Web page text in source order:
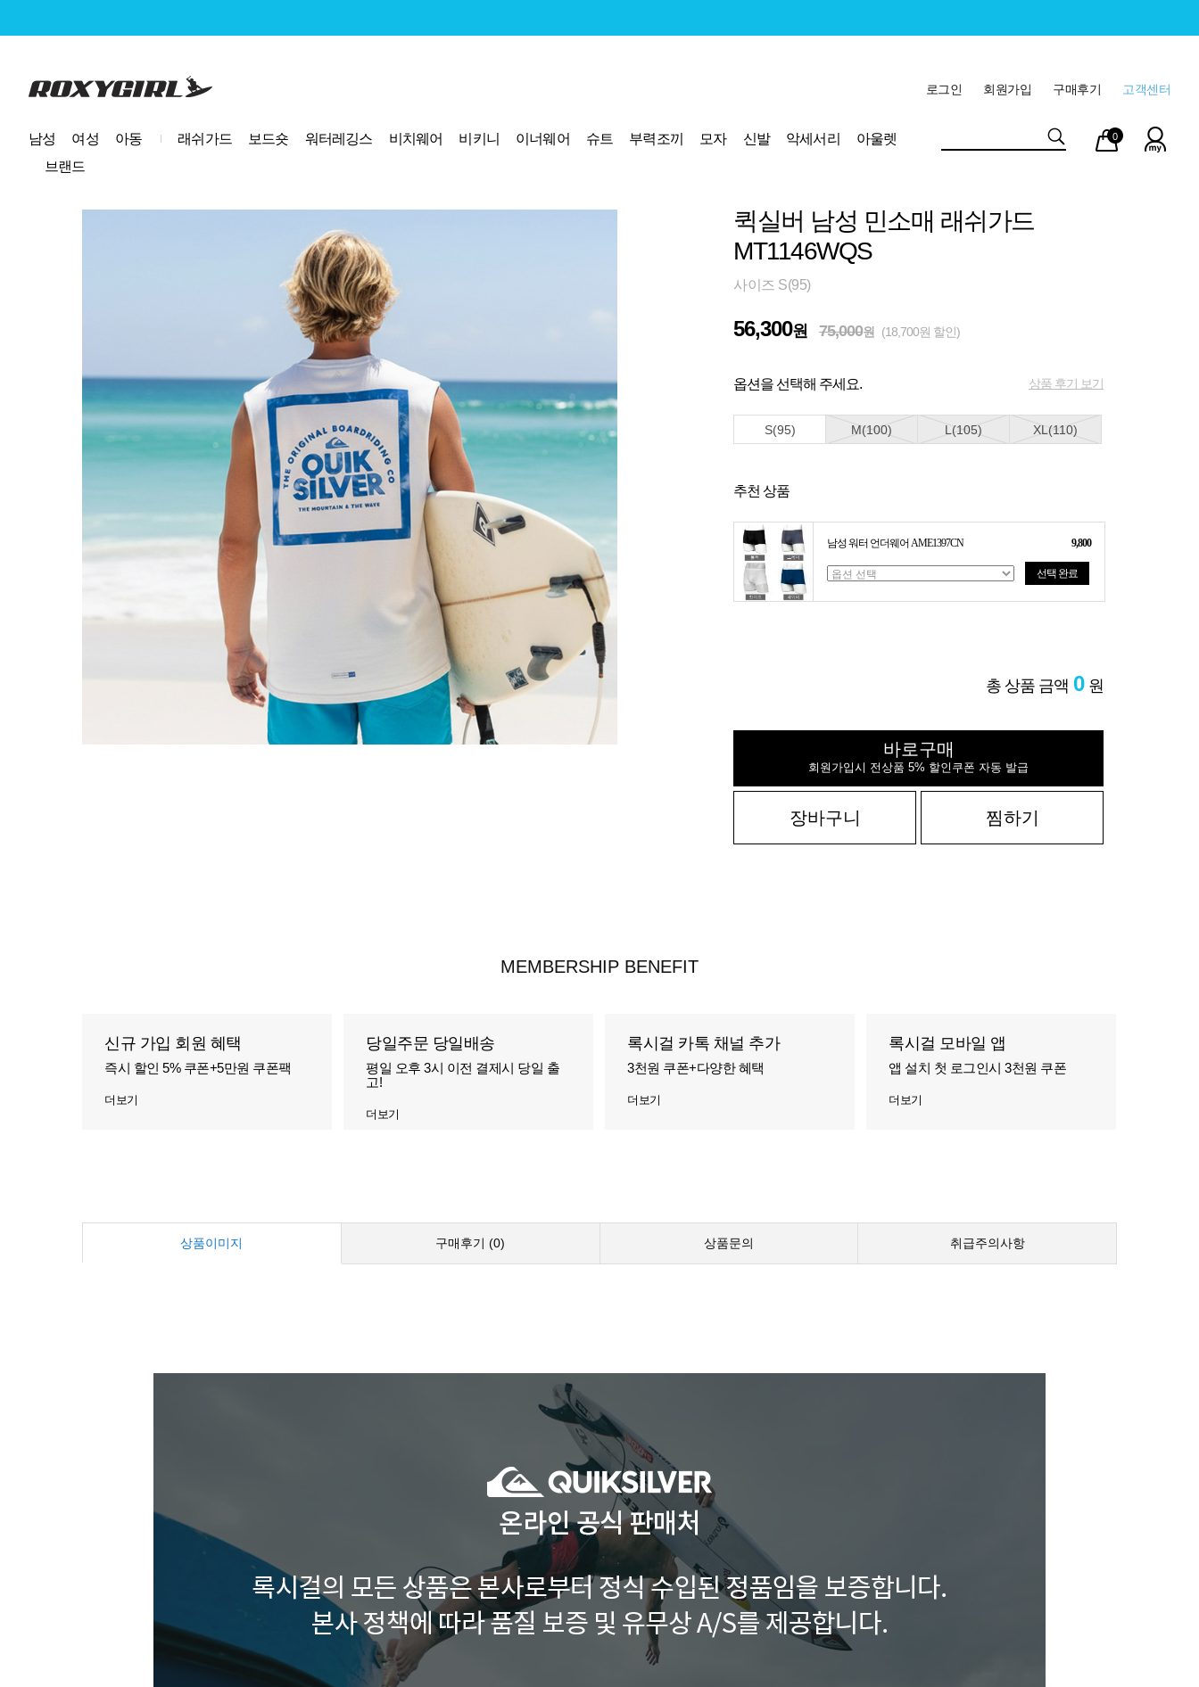
로고 고객센터
구매후기
회원가입
로그인
남성 여성 아동 래쉬가드 보드숏 워터레깅스 비치웨어 비키니 이너웨어 슈트 부력조끼 모자 신발 악세서리
아울렛
브랜드
마이
페이
장바
구니
0
퀵실버 남성 민소매 래쉬가드
MT1146WQS
사이즈 S(95)
56,300원 75,000원 (18,700원 할인)
옵션을 선택해 주세요. 상품 후기 보기
S(95) M(100) L(105) XL(110)
추천 상품
남성 워터 언더웨어 AME1397CN 9,800
선택 완료
총 상품 금액 0 원
바로구매
회원가입시 전상품 5% 할인쿠폰 자동 발급
장바구니 찜하기
MEMBERSHIP BENEFIT
신규 가입 회원 혜택
즉시 할인 5% 쿠폰+5만원 쿠폰팩
더보기
당일주문 당일배송
평일 오후 3시 이전 결제시 당일 출
고!
더보기
록시걸 카톡 채널 추가
3천원 쿠폰+다양한 혜택
더보기
록시걸 모바일 앱
앱 설치 첫 로그인시 3천원 쿠폰
더보기
상품이미지 구매후기 (0) 상품문의 취급주의사항